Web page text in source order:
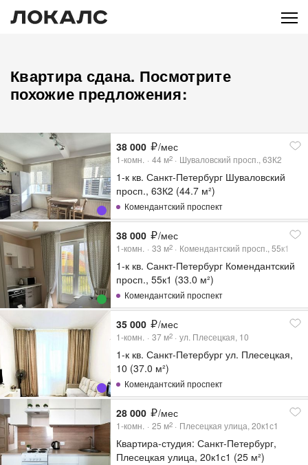
Квартира сдана. Посмотрите
похожие предложения:
38 000 /мес
1-комн. 44 м2 Шуваловский просп., 63К2
1-к кв. Санкт-Петербург Шуваловский
просп., 63К2 (44.7 м²)
Комендантский проспект
38 000 /мес
1-комн. 33 м2 Комендантский просп., 55к1
1-к кв. Санкт-Петербург Комендантский
просп., 55к1 (33.0 м²)
Комендантский проспект
35 000 /мес
1-комн. 37 м2 ул. Плесецкая, 10
1-к кв. Санкт-Петербург ул. Плесецкая,
10 (37.0 м²)
Комендантский проспект
28 000 /мес
1-комн. 25 м2 Плесецкая улица, 20к1с1
Квартира-студия: Санкт-Петербург,
Плесецкая улица, 20к1с1 (25 м²)